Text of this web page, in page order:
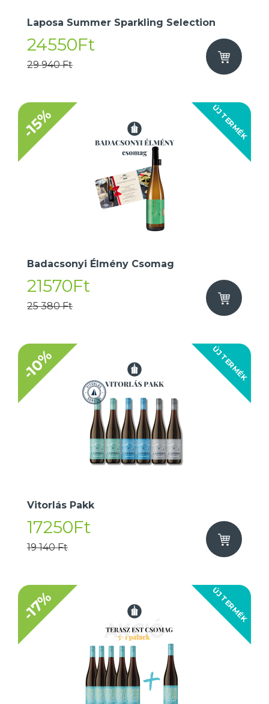
Laposa Summer Sparkling Selection
24550Ft
29 940 Ft
ÚJ TERMÉK
-15%
Badacsonyi Élmény Csomag
21570Ft
25 380 Ft
ÚJ TERMÉK
-10%
Vitorlás Pakk
17250Ft
19 140 Ft
ÚJ TERMÉK
-17%